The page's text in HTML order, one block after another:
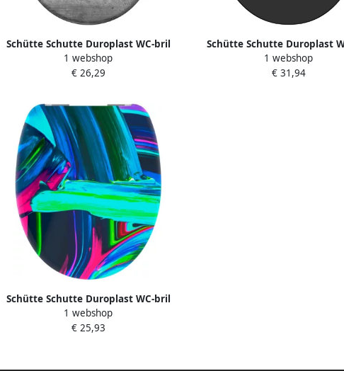
Schütte Schutte Duroplast WC-bril
INDUSTRIAL GREY met soft-close 82155
1 webshop
€ 26,29
Schütte Schutte Duroplast
SLIM BLACK met soft-close en
release | zwart 82710
1 webshop
€ 31,94
Schütte Schutte Duroplast WC-bril
NEON PAINT met soft-close 82191
1 webshop
€ 25,93